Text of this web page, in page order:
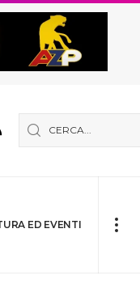
ED EVENTI